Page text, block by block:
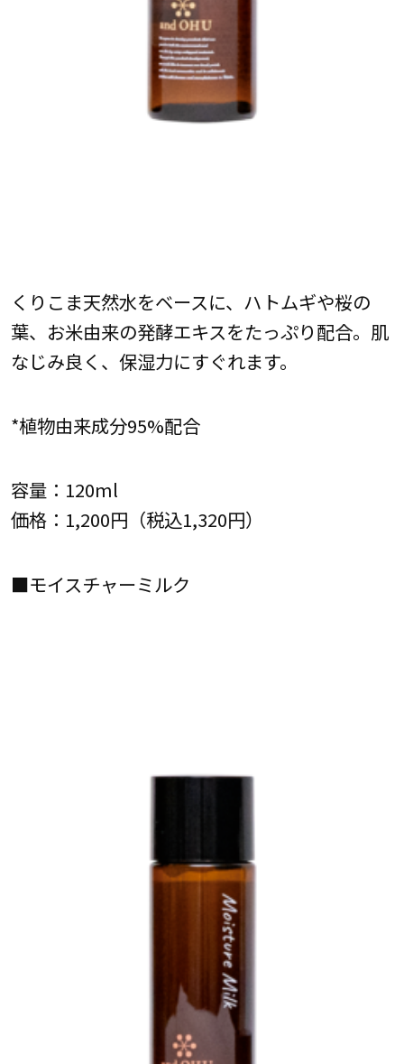
くりこま天然水をベースに、ハトムギや桜の
葉、お米由来の発酵エキスをたっぷり配合。肌
なじみ良く、保湿力にすぐれます。
*植物由来成分95%配合
容量：120ml
価格：1,200円（税込1,320円）
■モイスチャーミルク